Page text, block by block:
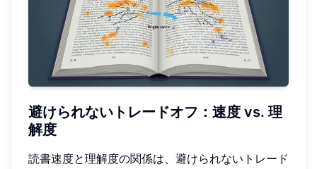
避けられないトレードオフ：速度 vs. 理
解度
読書速度と理解度の関係は、避けられないトレード